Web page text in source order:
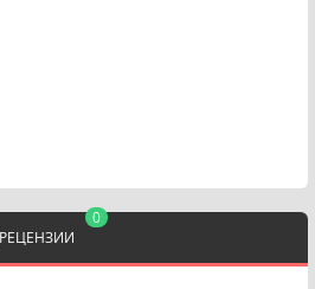
РЕЦЕНЗИИ
0